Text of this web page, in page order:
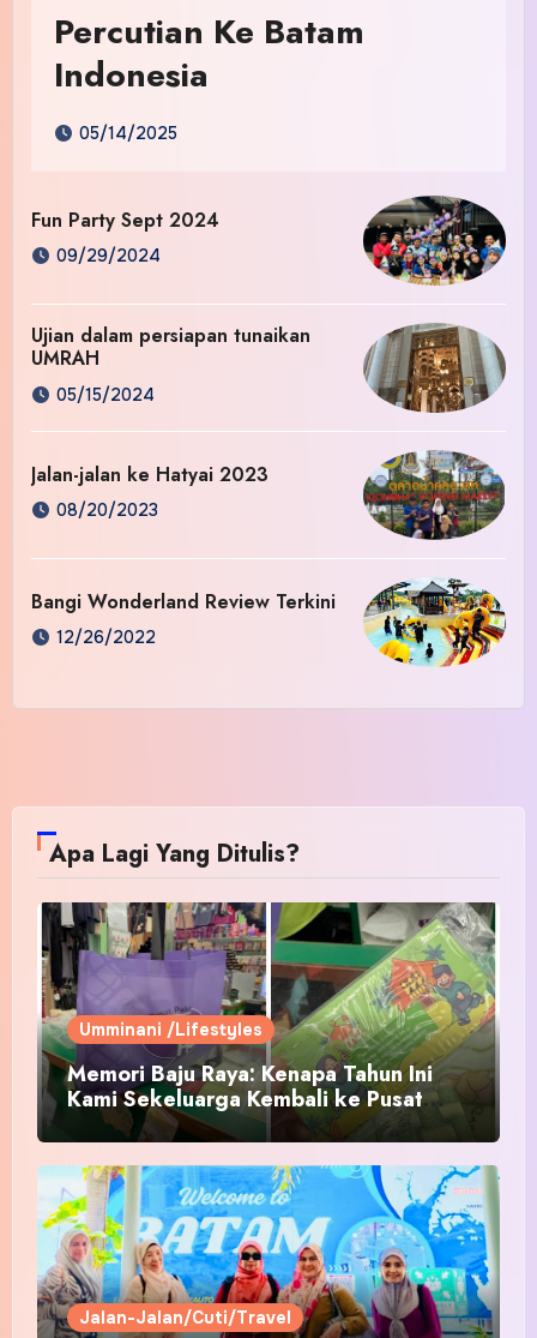
Percutian Ke Batam
Indonesia
05/14/2025
Fun Party Sept 2024
09/29/2024
Ujian dalam persiapan tunaikan
UMRAH
05/15/2024
Jalan-jalan ke Hatyai 2023
08/20/2023
Bangi Wonderland Review Terkini
12/26/2022
Apa Lagi Yang Ditulis?
Umminani /Lifestyles
Memori Baju Raya: Kenapa Tahun Ini
Kami Sekeluarga Kembali ke Pusat
Pakaian Hari-Hari?
Jalan-Jalan/Cuti/Travel